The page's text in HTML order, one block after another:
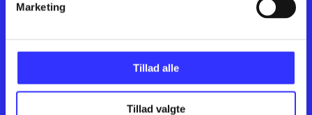
Marketing
Tillad alle
Tillad valgte
Kontakt os
Artikler
Film
Musik